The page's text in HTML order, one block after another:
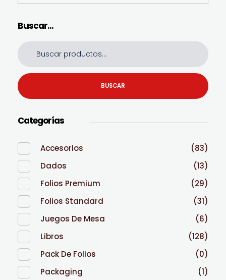
Buscar…
BUSCAR
Categorías
Accesorios
(83)
Dados
(13)
Folios Premium
(29)
Folios Standard
(31)
Juegos De Mesa
(6)
Libros
(128)
Pack De Folios
(0)
Packaging
(1)